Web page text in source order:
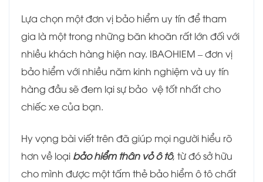
Lựa chọn một đơn vị bảo hiểm uy tín để tham
gia là một trong những băn khoăn rất lớn đối với
nhiều khách hàng hiện nay. IBAOHIEM – đơn vị
bảo hiểm với nhiều năm kinh nghiệm và uy tín
hàng đầu sẽ đem lại sự bảo vệ tốt nhất cho
chiếc xe của bạn.
Hy vọng bài viết trên đã giúp mọi người hiểu rõ
hơn về loại bảo hiểm thân vỏ ô tô, từ đó sở hữu
cho mình được một tấm thẻ bảo hiểm ô tô chất